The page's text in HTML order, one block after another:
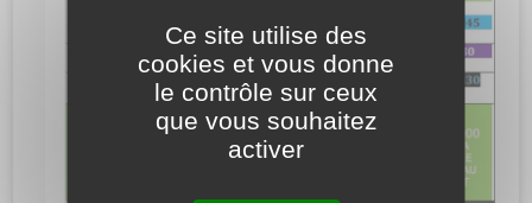
Ce site utilise des
cookies et vous donne
le contrôle sur ceux
que vous souhaitez
activer